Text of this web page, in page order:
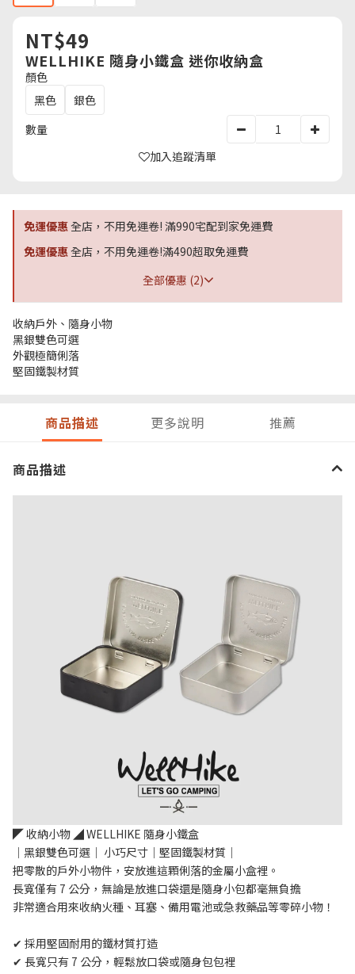
NT$49
WELLHIKE 隨身小鐵盒 迷你收納盒
顏色
黑色
銀色
數量
加入追蹤清單
免運優惠全店，不用免運卷! 滿990宅配到家免運費
免運優惠全店，不用免運卷!滿490超取免運費
全部優惠 (2)
收納戶外、隨身小物
黑銀雙色可選
外觀極簡俐落
堅固鐵製材質
商品描述 更多說明 推薦
商品描述
◤ 收納小物 ◢ WELLHIKE 隨身小鐵盒
｜黑銀雙色可選｜ 小巧尺寸｜堅固鐵製材質｜
把零散的戶外小物件，安放進這顆俐落的金屬小盒裡。
長寬僅有 7 公分，無論是放進口袋還是隨身小包都毫無負擔
非常適合用來收納火種、耳塞、備用電池或急救藥品等零碎小物！
✔ 採用堅固耐用的鐵材質打造
✔ 長寬只有 7 公分，輕鬆放口袋或隨身包包裡